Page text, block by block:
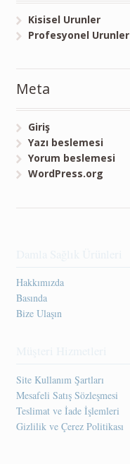
Kisisel Urunler
Profesyonel Urunler
Meta
Giriş
Yazı beslemesi
Yorum beslemesi
WordPress.org
Hakkımızda
Basında
Bize Ulaşın
Site Kullanım Şartları
Mesafeli Satış Sözleşmesi
Teslimat ve İade İşlemleri
Gizlilik ve Çerez Politikası